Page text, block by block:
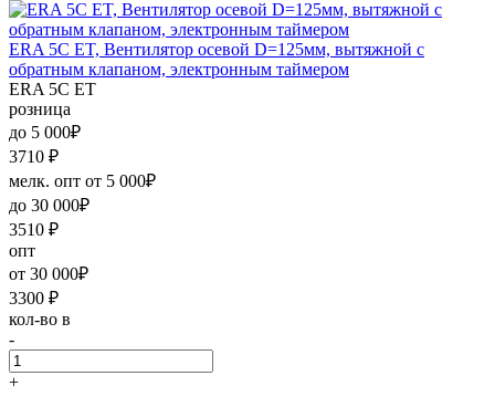
ERA 5C ET, Вентилятор осевой D=125мм, вытяжной с
обратным клапаном, электронным таймером
ERA 5C ET
розница
до 5 000₽
3710 ₽
мелк. опт от 5 000₽
до 30 000₽
3510 ₽
опт
от 30 000₽
3300 ₽
кол-во в
-
+